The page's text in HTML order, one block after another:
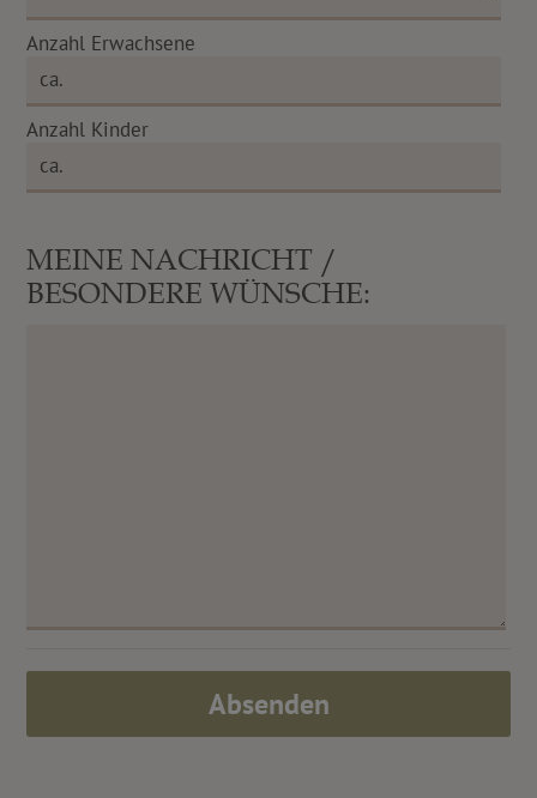
Anzahl Erwachsene
Anzahl Kinder
MEINE NACHRICHT /
BESONDERE WÜNSCHE:
Absenden